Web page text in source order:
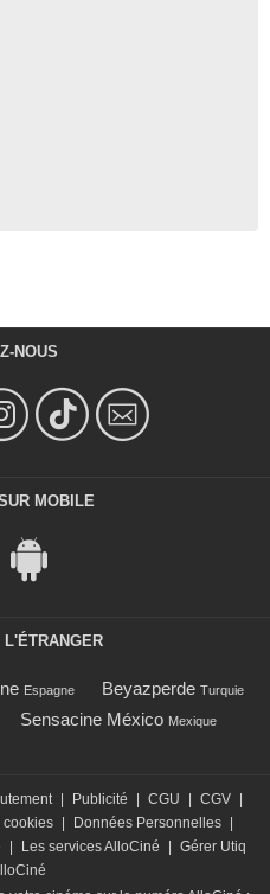
NOUS
MOBILE
Espagne Beyazperde Turquie
Sensacine México Mexique
| Publicité | CGU | CGV |
cookies | Données Personnelles |
| Les services AlloCiné | Gérer Utiq